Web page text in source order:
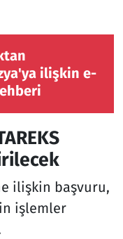
ilişkin e-
ilişkin başvuru,
işlemler